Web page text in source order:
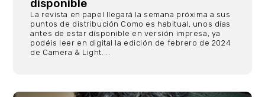
disponible
La revista en papel llegará la semana próxima a sus
puntos de distribución Como es habitual, unos días
antes de estar disponible en versión impresa, ya
podéis leer en digital la edición de febrero de 2024
de Camera & Light....